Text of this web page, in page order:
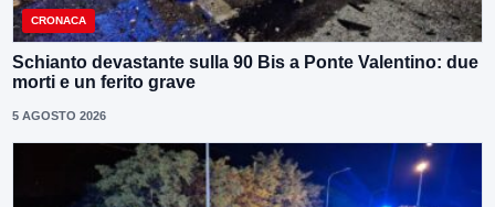
CRONACA
Schianto devastante sulla 90 Bis a Ponte Valentino: due
morti e un ferito grave
5 AGOSTO 2026